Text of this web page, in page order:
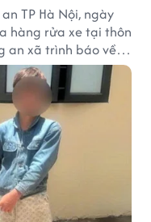
TP Hà Nội, ngày
hàng rửa xe tại thôn
an xã trình báo về
Wave. Trong cốp
khoảng 1,2 triệu